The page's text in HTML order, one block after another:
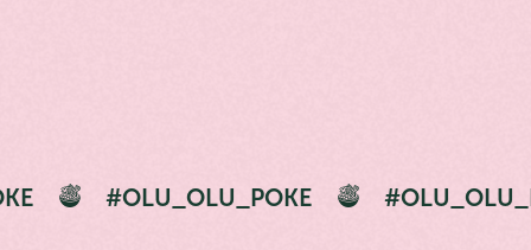
#OLU_OLU_POKE